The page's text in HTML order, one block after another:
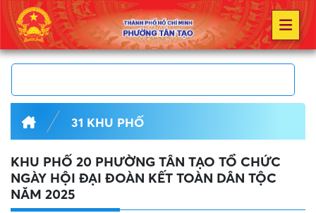
31 KHU PHỐ
KHU PHỐ 20 PHƯỜNG TÂN TẠO TỔ CHỨC
NGÀY HỘI ĐẠI ĐOÀN KẾT TOÀN DÂN TỘC
NĂM 2025